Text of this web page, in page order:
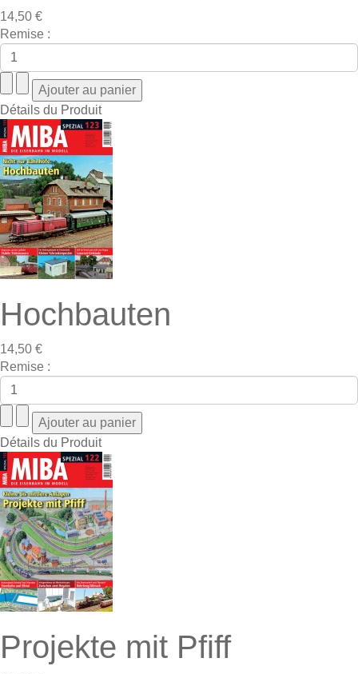
14,50 €
Remise :
Détails du Produit
Hochbauten
14,50 €
Remise :
Détails du Produit
Projekte mit Pfiff